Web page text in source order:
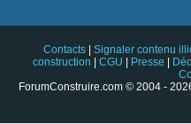
Contacts Signaler contenu
construction
CGU Presse
ForumConstruire.com © 2004 -